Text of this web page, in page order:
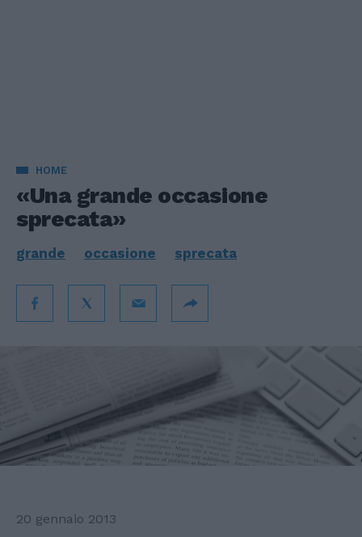
HOME
«Una grande occasione
sprecata»
grande occasione sprecata
20 gennaio 2013